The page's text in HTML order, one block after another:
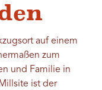
auf einem
zum
und Familie in
ist der